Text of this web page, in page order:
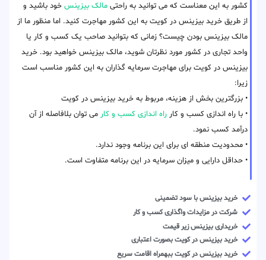
کشور به این معناست که می توانید به راحتی مالک بیزینس خود باشید و
از طریق خرید بیزینس در کویت به این کشور مهاجرت کنید. اما منظور ما از
مالک بیزینس بودن چیست؟ زمانی که بتوانید صاحب یک کسب و کار یا
واحد تجاری در کشور مورد نظرتان شوید، مالک بیزینس خواهید بود. خرید
بیزینس در کویت برای مهاجرت سرمایه گذاران به این کشور مناسب است
زیرا:
• بزرگترین بخش از هزینه، مربوط به خرید بیزینس در کویت
• با راه اندازی کسب و کار راه اندازی کسب و کار می توان بلافاصله از آن
درآمد کسب نمود.
• محدودیت منطقه ای برای این برنامه وجود ندارد.
• حداقل دارایی و میزان سرمایه در این برنامه متفاوت است.
خرید بیزینس با سود تضمینی
شرکت در مزایدات واگذاری کسب و کار
خریداری بیزینس زیر قیمت
خرید بیزینس در کویت بصورت اعتباری
خرید بیزینس در کویت ببهمراه اقامت سریع